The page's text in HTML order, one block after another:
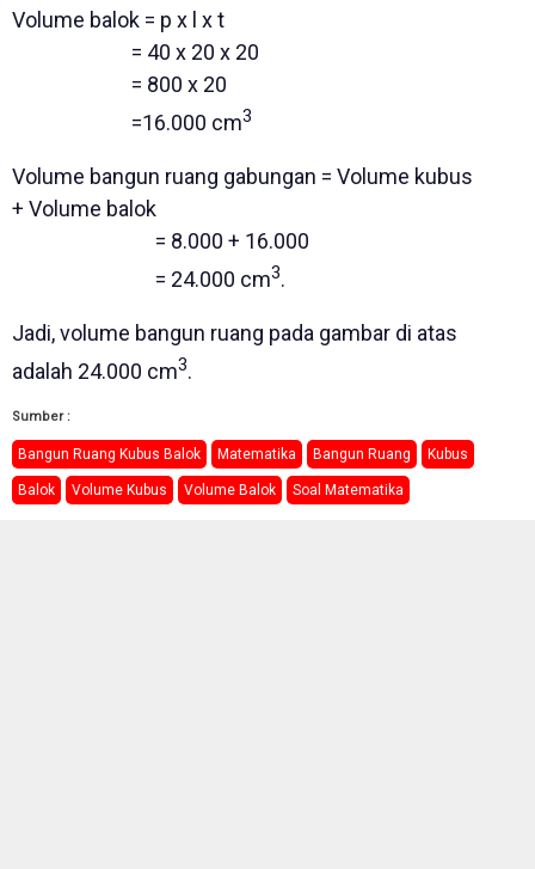
Volume balok = p x l x t
= 40 x 20 x 20
= 800 x 20
=16.000 cm3
Volume bangun ruang gabungan = Volume kubus
+ Volume balok
= 8.000 + 16.000
= 24.000 cm3.
Jadi, volume bangun ruang pada gambar di atas
adalah 24.000 cm3.
Sumber :
Bangun Ruang Kubus Balok Matematika Bangun Ruang Kubus
Balok Volume Kubus Volume Balok Soal Matematika